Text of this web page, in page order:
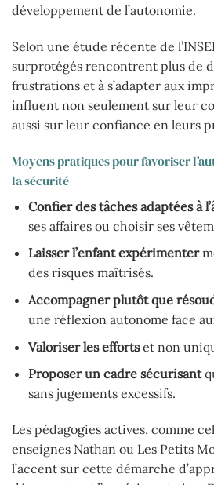
développement de l’autonomie.
Selon une étude récente de
surprotégés rencontrent plus de
frustrations et à s’adapter aux
influent non seulement sur leur
aussi sur leur confiance en leurs
Moyens pratiques pour favoriser
la sécurité
Confier des tâches adaptées à
ses affaires ou choisir ses
Laisser l’enfant expérimenter
des risques maîtrisés.
Accompagner plutôt que
une réflexion autonome face
Valoriser les effortset non
Proposer un cadre sécurisant
sans jugements excessifs.
Les pédagogies actives, comme
enseignes Nathan ou Les Petits
l’accent sur cette démarche